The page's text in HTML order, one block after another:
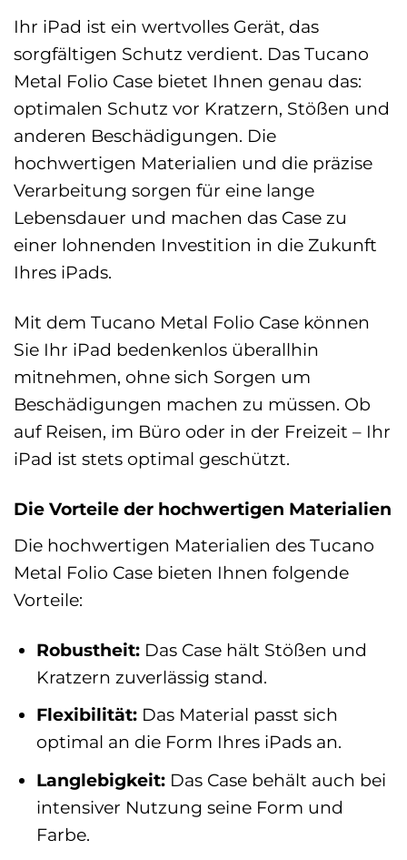
Ihr iPad ist ein wertvolles Gerät, das
sorgfältigen Schutz verdient. Das Tucano
Metal Folio Case bietet Ihnen genau das:
optimalen Schutz vor Kratzern, Stößen und
anderen Beschädigungen. Die
hochwertigen Materialien und die präzise
Verarbeitung sorgen für eine lange
Lebensdauer und machen das Case zu
einer lohnenden Investition in die Zukunft
Ihres iPads.
Mit dem Tucano Metal Folio Case können
Sie Ihr iPad bedenkenlos überallhin
mitnehmen, ohne sich Sorgen um
Beschädigungen machen zu müssen. Ob
auf Reisen, im Büro oder in der Freizeit – Ihr
iPad ist stets optimal geschützt.
Die Vorteile der hochwertigen Materialien
Die hochwertigen Materialien des Tucano
Metal Folio Case bieten Ihnen folgende
Vorteile:
Robustheit: Das Case hält Stößen und
Kratzern zuverlässig stand.
Flexibilität: Das Material passt sich
optimal an die Form Ihres iPads an.
Langlebigkeit: Das Case behält auch bei
intensiver Nutzung seine Form und
Farbe.